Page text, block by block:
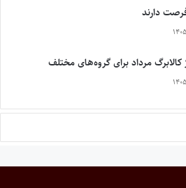
دارند
کالابرگ مرداد برای گروه‌های مختلف